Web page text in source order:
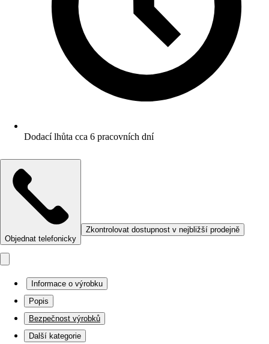
Dodací lhůta cca 6 pracovních dní
Objednat telefonicky
Zkontrolovat dostupnost v nejbližší prodejně
Informace o výrobku
Popis
Bezpečnost výrobků
Další kategorie